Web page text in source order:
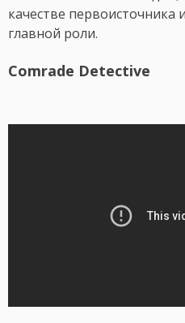
качестве первоисточника
главной роли.
Comrade Detective